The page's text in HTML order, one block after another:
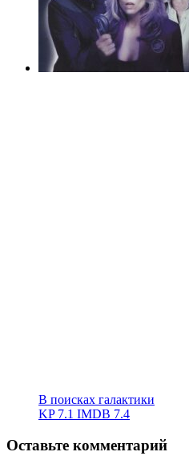
В поисках галактики
KP 7.1 IMDB 7.4
Оставьте комментарий